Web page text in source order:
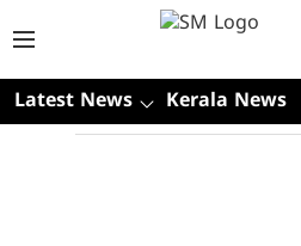
Latest News Kerala News